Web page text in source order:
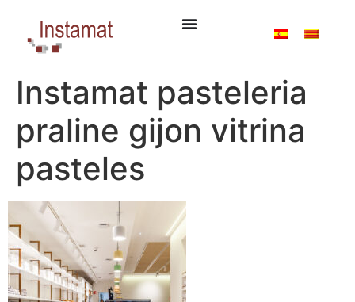
Instamat pasteleria
praline gijon vitrina
pasteles